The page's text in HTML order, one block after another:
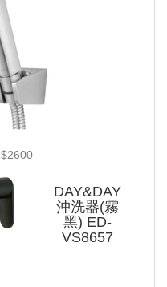
$2600
DAY&DAY
沖洗器(霧
黑) ED-
VS8657